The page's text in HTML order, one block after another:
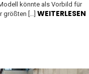
könnte als Vorbild für
größten […] WEITERLESEN